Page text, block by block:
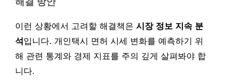
이런 상황에서 고려할 해결책은 시장 정보 지속 분
석입니다. 개인택시 면허 시세 변화를 예측하기 위
해 관련 통계와 경제 지표를 주의 깊게 살펴봐야 합
니다.